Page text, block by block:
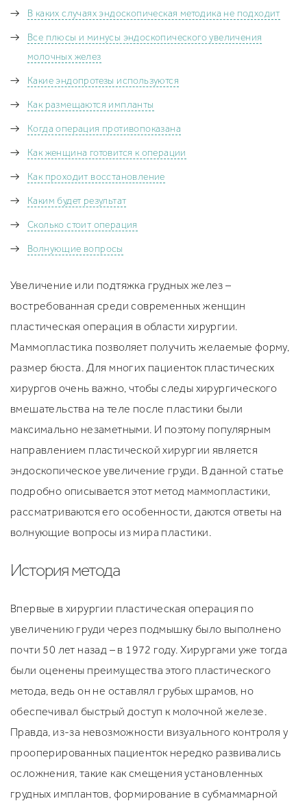
Увеличение груди под железу
Рубцы после увелечения груди
Вертикальная подтяжка груди
Птозированная грудь
Поиск хирурга/клиники
Отзывы
Безопасность
Рассрочка
В каких случаях эндоскопическая методика не подходит
Все плюсы и минусы эндоскопического увеличения
молочных желез
Какие эндопротезы используются
Как размещаются импланты
Когда операция противопоказана
Как женщина готовится к операции
Как проходит восстановление
Каким будет результат
Сколько стоит операция
Волнующие вопросы
Увеличение или подтяжка грудных желез –
востребованная среди современных женщин
пластическая операция в области хирургии.
Маммопластика позволяет получить желаемые форму,
размер бюста. Для многих пациенток пластических
хирургов очень важно, чтобы следы хирургического
вмешательства на теле после пластики были
максимально незаметными. И поэтому популярным
направлением пластической хирургии является
эндоскопическое увеличение груди. В данной статье
подробно описывается этот метод маммопластики,
рассматриваются его особенности, даются ответы на
волнующие вопросы из мира пластики.
История метода
Впервые в хирургии пластическая операция по
увеличению груди через подмышку было выполнено
почти 50 лет назад – в 1972 году. Хирургами уже тогда
были оценены преимущества этого пластического
метода, ведь он не оставлял грубых шрамов, но
обеспечивал быстрый доступ к молочной железе.
Правда, из-за невозможности визуального контроля у
прооперированных пациенток нередко развивались
осложнения, такие как смещения установленных
грудных имплантов, формирование в субмаммарной